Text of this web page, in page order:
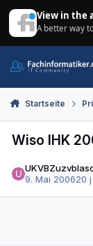
View in the
A better way
Startseite
Wiso IHK
9. Mai 200620 j